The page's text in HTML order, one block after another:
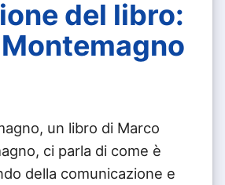
del libro:
un libro di Marco
ci parla di come è
della comunicazione e